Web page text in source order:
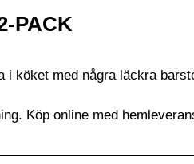
PACK
i köket med några läckra
Köp online med